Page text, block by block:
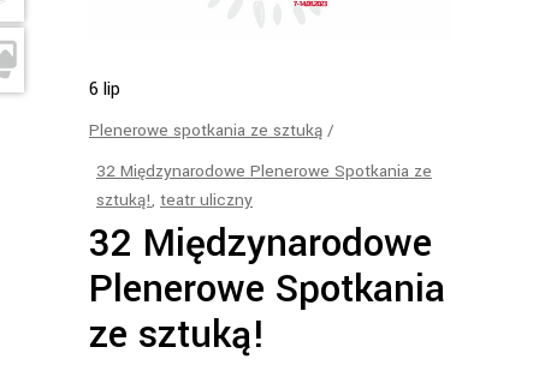
6 lip
Plenerowe spotkania ze sztuką
32 Międzynarodowe Plenerowe Spotkania ze
sztuką!, teatr uliczny
32 Międzynarodowe
Plenerowe Spotkania
ze sztuką!